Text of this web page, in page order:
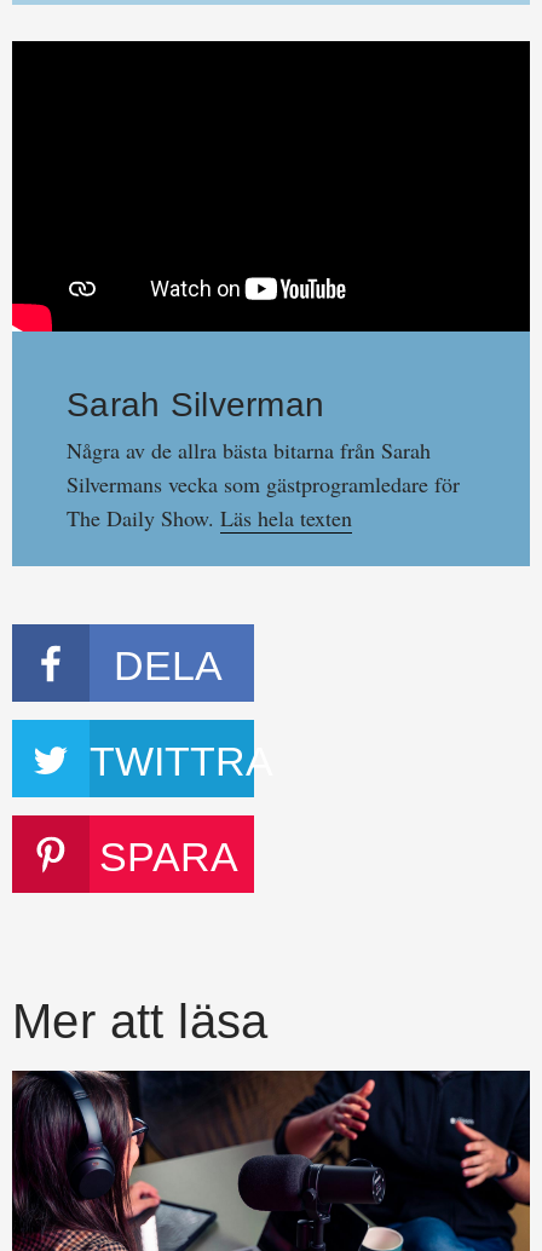
Sarah Silverman
Några av de allra bästa bitarna från Sarah
Silvermans vecka som gästprogramledare för
The Daily Show. Läs hela texten
DELA
TWITTRA
SPARA
Mer att läsa